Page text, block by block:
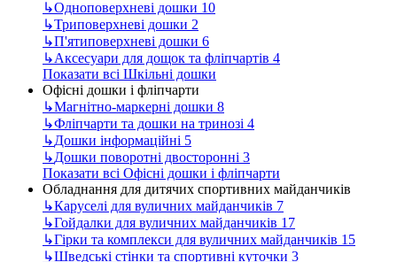
↳Одноповерхневі дошки 10
↳Триповерхневі дошки 2
↳П'ятиповерхневі дошки 6
↳Аксесуари для дощок та фліпчартів 4
Показати всі Шкільні дошки
Офісні дошки і фліпчарти
↳Магнітно-маркерні дошки 8
↳Фліпчарти та дошки на тринозі 4
↳Дошки інформаційні 5
↳Дошки поворотні двосторонні 3
Показати всі Офісні дошки і фліпчарти
Обладнання для дитячих спортивних майданчиків
↳Каруселі для вуличних майданчиків 7
↳Гойдалки для вуличних майданчиків 17
↳Гірки та комплекси для вуличних майданчиків 15
↳Шведські стінки та спортивні куточки 3